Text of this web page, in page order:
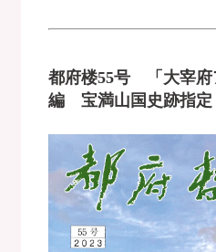
都府楼55号 「大宰府
編 宝満山国史跡指定